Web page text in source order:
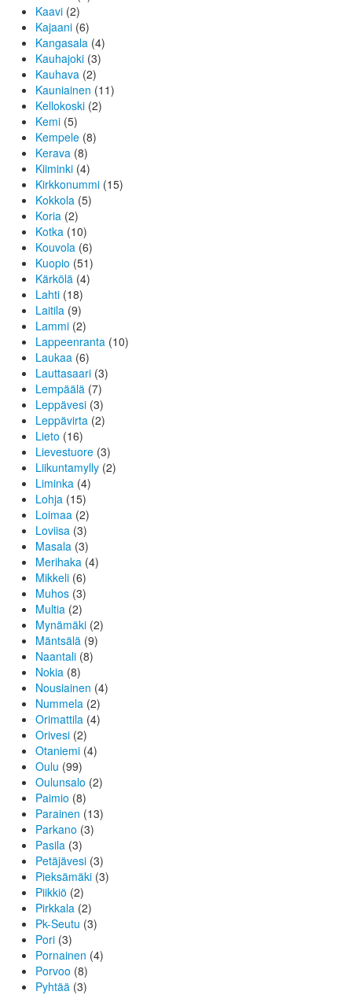
Kaavi (2)
Kajaani (6)
Kangasala (4)
Kauhajoki (3)
Kauhava (2)
Kauniainen (11)
Kellokoski (2)
Kemi (5)
Kempele (8)
Kerava (8)
Kiiminki (4)
Kirkkonummi (15)
Kokkola (5)
Koria (2)
Kotka (10)
Kouvola (6)
Kuopio (51)
Kärkölä (4)
Lahti (18)
Laitila (9)
Lammi (2)
Lappeenranta (10)
Laukaa (6)
Lauttasaari (3)
Lempäälä (7)
Leppävesi (3)
Leppävirta (2)
Lieto (16)
Lievestuore (3)
Liikuntamylly (2)
Liminka (4)
Lohja (15)
Loimaa (2)
Loviisa (3)
Masala (3)
Merihaka (4)
Mikkeli (6)
Muhos (3)
Multia (2)
Mynämäki (2)
Mäntsälä (9)
Naantali (8)
Nokia (8)
Nousiainen (4)
Nummela (2)
Orimattila (4)
Orivesi (2)
Otaniemi (4)
Oulu (99)
Oulunsalo (2)
Paimio (8)
Parainen (13)
Parkano (3)
Pasila (3)
Petäjävesi (3)
Pieksämäki (3)
Piikkiö (2)
Pirkkala (2)
Pk-Seutu (3)
Pori (3)
Pornainen (4)
Porvoo (8)
Pyhtää (3)